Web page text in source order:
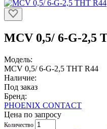
MCV 0,5/ 6-G-2,5
Модель:
MCV 0,5/ 6-G-2,5 THT R44
Наличие:
Под заказ
Бренд:
PHOENIX CONTACT
Цена по запросу
Количество